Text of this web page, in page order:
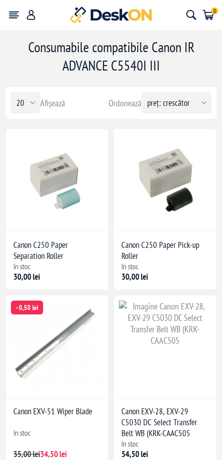
0
Consumabile compatibile Canon IR
ADVANCE C5540I III
Ordonează
Afișează
Canon C250 Paper
Separation Roller
în stoc
30,00 lei
Canon C250 Paper Pick-up
Roller
în stoc
30,00 lei
- 0,50 lei
Canon EXV-51 Wiper Blade
în stoc
35,00 lei34,50 lei
Canon EXV-28, EXV-29
C5030 DC Select Transfer
Belt WB (KRK-CAAC505
în stoc
54,50 lei